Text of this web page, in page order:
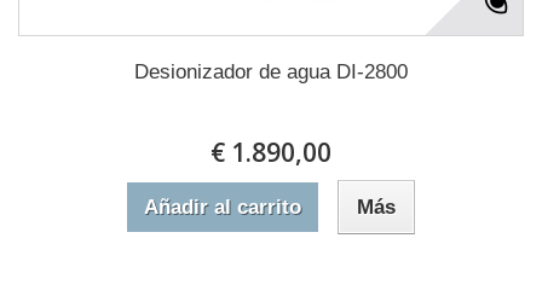
Desionizador de agua DI-2800
€ 1.890,00
Añadir al carrito Más